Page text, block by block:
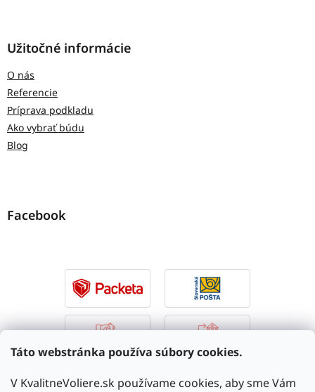
Táto webstránka používa súbory cookies.
V KvalitneVoliere.sk používame cookies, aby sme Vám
Užitočné informácie
O nás
Referencie
Príprava podkladu
Ako vybrať búdu
Blog
Facebook